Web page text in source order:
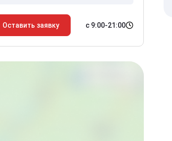
Оставить заявку с 9:00-21:00